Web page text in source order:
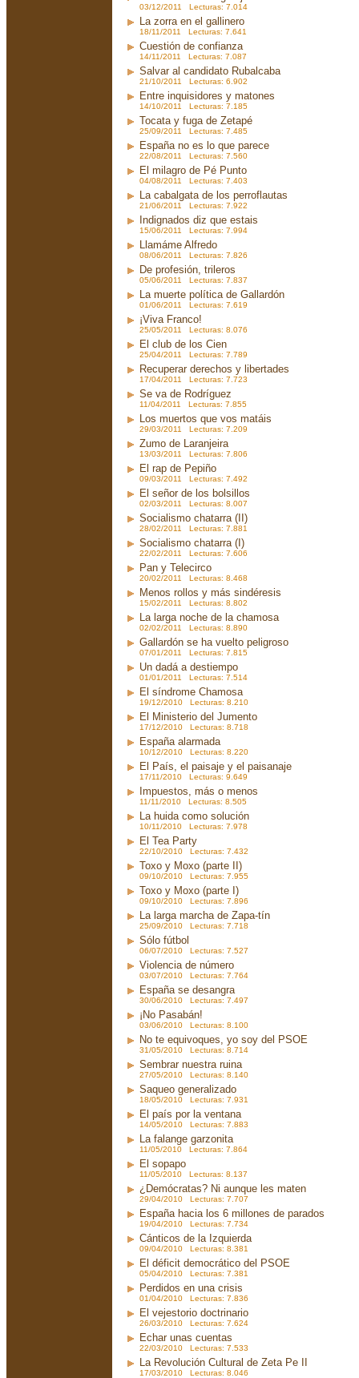
03/12/2011 Lecturas: 7.014
La zorra en el gallinero
18/11/2011 Lecturas: 7.641
Cuestión de confianza
14/11/2011 Lecturas: 7.087
Salvar al candidato Rubalcaba
21/10/2011 Lecturas: 6.902
Entre inquisidores y matones
14/10/2011 Lecturas: 7.185
Tocata y fuga de Zetapé
25/09/2011 Lecturas: 7.485
España no es lo que parece
22/08/2011 Lecturas: 7.560
El milagro de Pé Punto
04/08/2011 Lecturas: 7.403
La cabalgata de los perroflautas
21/06/2011 Lecturas: 7.922
Indignados diz que estais
15/06/2011 Lecturas: 7.994
Llamáme Alfredo
08/06/2011 Lecturas: 7.826
De profesión, trileros
05/06/2011 Lecturas: 7.837
La muerte política de Gallardón
01/06/2011 Lecturas: 7.619
¡Viva Franco!
25/05/2011 Lecturas: 8.076
El club de los Cien
25/04/2011 Lecturas: 7.789
Recuperar derechos y libertades
17/04/2011 Lecturas: 7.723
Se va de Rodríguez
11/04/2011 Lecturas: 7.855
Los muertos que vos matáis
29/03/2011 Lecturas: 7.209
Zumo de Laranjeira
13/03/2011 Lecturas: 7.806
El rap de Pepiño
09/03/2011 Lecturas: 7.492
El señor de los bolsillos
02/03/2011 Lecturas: 8.007
Socialismo chatarra (II)
28/02/2011 Lecturas: 7.881
Socialismo chatarra (I)
22/02/2011 Lecturas: 7.606
Pan y Telecirco
20/02/2011 Lecturas: 8.468
Menos rollos y más sindéresis
15/02/2011 Lecturas: 8.802
La larga noche de la chamosa
02/02/2011 Lecturas: 8.890
Gallardón se ha vuelto peligroso
07/01/2011 Lecturas: 7.815
Un dadá a destiempo
01/01/2011 Lecturas: 7.514
El síndrome Chamosa
19/12/2010 Lecturas: 8.210
El Ministerio del Jumento
17/12/2010 Lecturas: 8.718
España alarmada
10/12/2010 Lecturas: 8.220
El País, el paisaje y el paisanaje
17/11/2010 Lecturas: 9.649
Impuestos, más o menos
11/11/2010 Lecturas: 8.505
La huida como solución
10/11/2010 Lecturas: 7.978
El Tea Party
22/10/2010 Lecturas: 7.432
Toxo y Moxo (parte II)
09/10/2010 Lecturas: 7.955
Toxo y Moxo (parte I)
09/10/2010 Lecturas: 7.896
La larga marcha de Zapa-tín
25/09/2010 Lecturas: 7.718
Sólo fútbol
06/07/2010 Lecturas: 7.527
Violencia de número
03/07/2010 Lecturas: 7.764
España se desangra
30/06/2010 Lecturas: 7.497
¡No Pasabán!
03/06/2010 Lecturas: 8.100
No te equivoques, yo soy del PSOE
31/05/2010 Lecturas: 8.714
Sembrar nuestra ruina
27/05/2010 Lecturas: 8.140
Saqueo generalizado
18/05/2010 Lecturas: 7.931
El país por la ventana
14/05/2010 Lecturas: 7.883
La falange garzonita
11/05/2010 Lecturas: 7.864
El sopapo
11/05/2010 Lecturas: 8.137
¿Demócratas? Ni aunque les maten
29/04/2010 Lecturas: 7.707
España hacia los 6 millones de parados
19/04/2010 Lecturas: 7.734
Cánticos de la Izquierda
09/04/2010 Lecturas: 8.381
El déficit democrático del PSOE
05/04/2010 Lecturas: 7.381
Perdidos en una crisis
01/04/2010 Lecturas: 7.836
El vejestorio doctrinario
26/03/2010 Lecturas: 7.624
Echar unas cuentas
22/03/2010 Lecturas: 7.533
La Revolución Cultural de Zeta Pe II
17/03/2010 Lecturas: 8.046